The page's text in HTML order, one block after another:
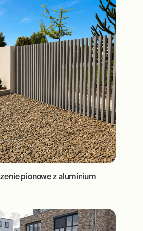
pionowe z aluminium